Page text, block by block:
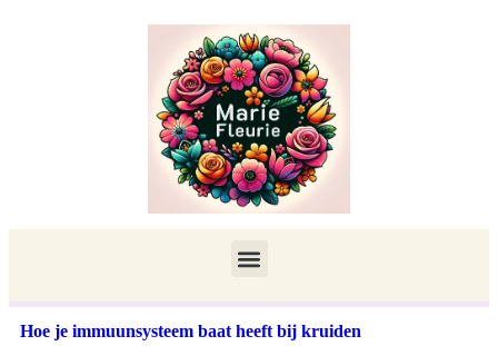
Hoe je immuunsysteem baat heeft bij kruiden